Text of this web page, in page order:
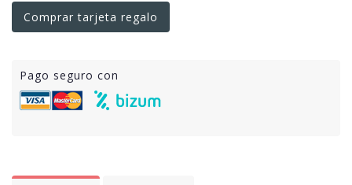
Comprar tarjeta regalo
Pago seguro con